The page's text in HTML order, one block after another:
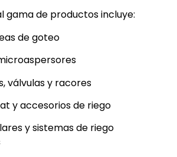
gama de productos incluye:
de goteo
válvulas y racores
y accesorios de riego
y sistemas de riego